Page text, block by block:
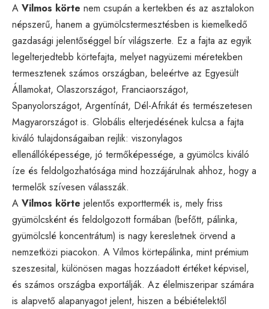
A Vilmos körte nem csupán a kertekben és az asztalokon
népszerű, hanem a gyümölcstermesztésben is kiemelkedő
gazdasági jelentőséggel bír világszerte. Ez a fajta az egyik
legelterjedtebb körtefajta, melyet nagyüzemi méretekben
termesztenek számos országban, beleértve az Egyesült
Államokat, Olaszországot, Franciaországot,
Spanyolországot, Argentínát, Dél-Afrikát és természetesen
Magyarországot is. Globális elterjedésének kulcsa a fajta
kiváló tulajdonságaiban rejlik: viszonylagos
ellenállóképessége, jó termőképessége, a gyümölcs kiváló
íze és feldolgozhatósága mind hozzájárulnak ahhoz, hogy a
termelők szívesen válasszák.
A Vilmos körte jelentős exporttermék is, mely friss
gyümölcsként és feldolgozott formában (befőtt, pálinka,
gyümölcslé koncentrátum) is nagy keresletnek örvend a
nemzetközi piacokon. A Vilmos körtepálinka, mint prémium
szeszesital, különösen magas hozzáadott értéket képvisel,
és számos országba exportálják. Az élelmiszeripar számára
is alapvető alapanyagot jelent, hiszen a bébiételektől